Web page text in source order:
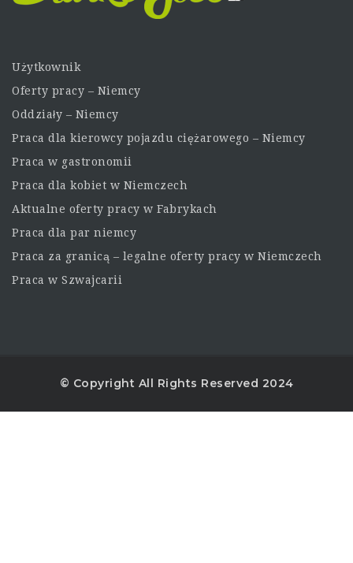
Użytkownik
Oferty pracy – Niemcy
Oddziały – Niemcy
Praca dla kierowcy pojazdu ciężarowego – Niemcy
Praca w gastronomii
Praca dla kobiet w Niemczech
Aktualne oferty pracy w Fabrykach
Praca dla par niemcy
Praca za granicą – legalne oferty pracy w Niemczech
Praca w Szwajcarii
© Copyright All Rights Reserved 2024